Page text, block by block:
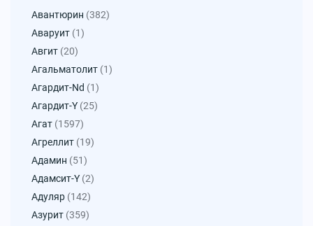
Авантюрин (382)
Аваруит (1)
Авгит (20)
Агальматолит (1)
Агардит-Nd (1)
Агардит-Y (25)
Агат (1597)
Агреллит (19)
Адамин (51)
Адамсит-Y (2)
Адуляр (142)
Азурит (359)